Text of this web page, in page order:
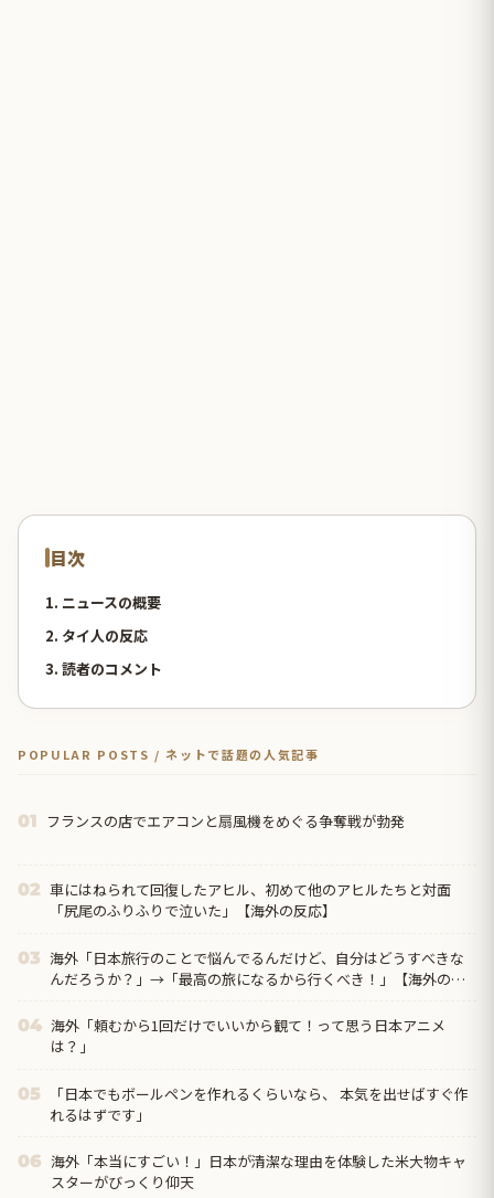
目次
1. ニュースの概要
2. タイ人の反応
3. 読者のコメント
POPULAR POSTS / ネットで話題の人気記事
01 フランスの店でエアコンと扇風機をめぐる争奪戦が勃発
02 車にはねられて回復したアヒル、初めて他のアヒルたちと対面
「尻尾のふりふりで泣いた」【海外の反応】
03 海外「日本旅行のことで悩んでるんだけど、自分はどうすべきな
んだろうか？」→「最高の旅になるから行くべき！」【海外の反
04 海外「頼むから1回だけでいいから観て！って思う日本アニメ
は？」
05
「日本でもボールペンを作れるくらいなら、 本気を出せばすぐ作
れるはずです」
06 海外「本当にすごい！」日本が清潔な理由を体験した米大物キャ
スターがびっくり仰天